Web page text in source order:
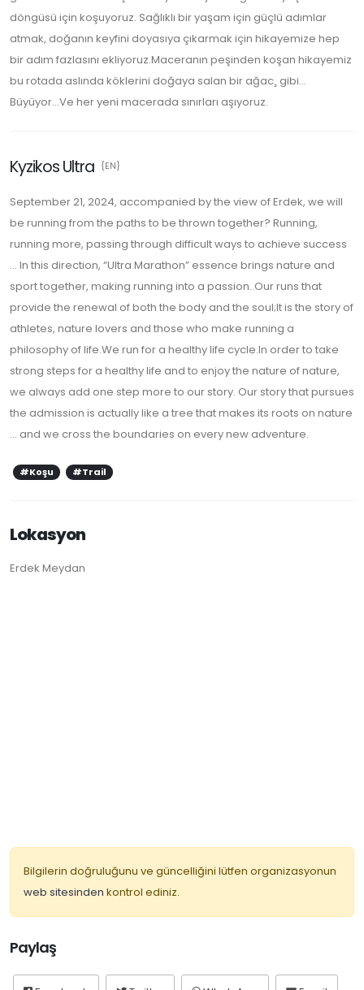
döngüsü için koşuyoruz. Sağlıklı bir yaşam için güçlü adımlar
atmak, doğanın keyfini doyasıya çıkarmak için hikayemize hep
bir adım fazlasını ekliyoruz.Maceranın peşinden koşan hikayemiz
bu rotada aslında köklerini doğaya salan bir ağac¸ gibi...
Büyüyor...Ve her yeni macerada sınırları aşıyoruz.
Kyzikos Ultra {EN}
September 21, 2024, accompanied by the view of Erdek, we will
be running from the paths to be thrown together? Running,
running more, passing through difficult ways to achieve success
... In this direction, “Ultra Marathon” essence brings nature and
sport together, making running into a passion..Our runs that
provide the renewal of both the body and the soul;It is the story of
athletes, nature lovers and those who make running a
philosophy of life.We run for a healthy life cycle.In order to take
strong steps for a healthy life and to enjoy the nature of nature,
we always add one step more to our story. Our story that pursues
the admission is actually like a tree that makes its roots on nature
... and we cross the boundaries on every new adventure.
#Koşu #Trail
Lokasyon
Erdek Meydan
Bilgilerin doğruluğunu ve güncelliğini lütfen organizasyonun
web sitesinden kontrol ediniz.
Paylaş